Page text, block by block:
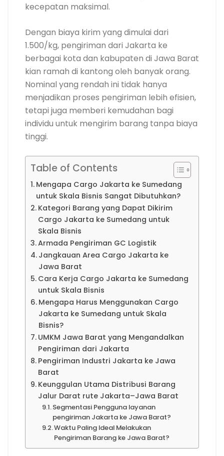
kecepatan maksimal.
Dengan biaya kirim yang dimulai dari
1.500/kg, pengiriman dari Jakarta ke
berbagai kota dan kabupaten di Jawa Barat
kian ramah di kantong oleh banyak orang.
Nominal yang rendah ini tidak hanya
menjadikan proses pengiriman lebih efisien,
tetapi juga memberi kemudahan bagi
individu untuk mengirim barang tanpa biaya
tinggi.
Table of Contents
Mengapa Cargo Jakarta ke Sumedang
untuk Skala Bisnis Sangat Dibutuhkan?
Kategori Barang yang Dapat Dikirim
Cargo Jakarta ke Sumedang untuk
Skala Bisnis
Armada Pengiriman GC Logistik
Jangkauan Area Cargo Jakarta ke
Jawa Barat
Cara Kerja Cargo Jakarta ke Sumedang
untuk Skala Bisnis
Mengapa Harus Menggunakan Cargo
Jakarta ke Sumedang untuk Skala
Bisnis?
UMKM Jawa Barat yang Mengandalkan
Pengiriman dari Jakarta
Pengiriman Industri Jakarta ke Jawa
Barat
Keunggulan Utama Distribusi Barang
Jalur Darat rute Jakarta–Jawa Barat
Segmentasi Pengguna layanan
pengiriman Jakarta ke Jawa Barat?
Waktu Paling Ideal Melakukan
Pengiriman Barang ke Jawa Barat?